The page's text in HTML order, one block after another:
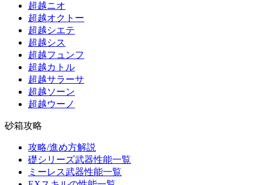
超越ニオ
超越オクトー
超越シエテ
超越シス
超越フュンフ
超越カトル
超越サラーサ
超越ソーン
超越ウーノ
砂箱攻略
攻略/進め方解説
礎シリーズ武器性能一覧
ミーレス武器性能一覧